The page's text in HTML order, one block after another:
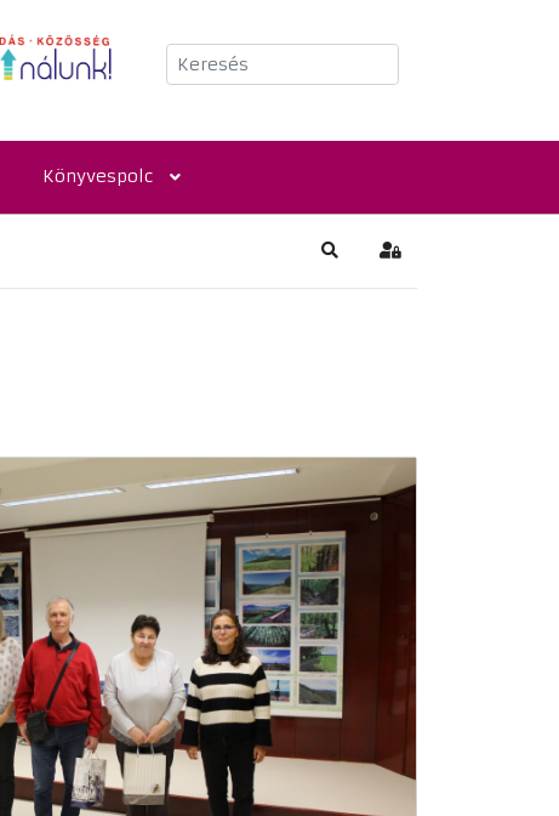
Keresés
Könyvespolc
KeresésBejelentkezés